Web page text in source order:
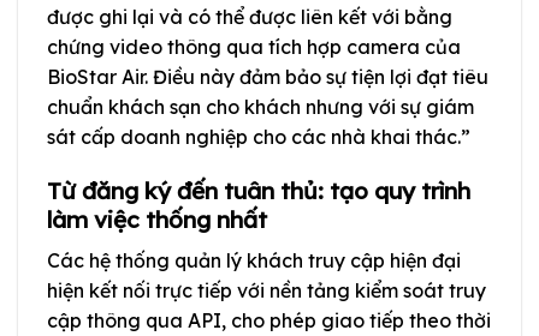
được ghi lại và có thể được liên kết với bằng
chứng video thông qua tích hợp camera của
BioStar Air. Điều này đảm bảo sự tiện lợi đạt tiêu
chuẩn khách sạn cho khách nhưng với sự giám
sát cấp doanh nghiệp cho các nhà khai thác.”
Từ đăng ký đến tuân thủ: tạo quy trình
làm việc thống nhất
Các hệ thống quản lý khách truy cập hiện đại
hiện kết nối trực tiếp với nền tảng kiểm soát truy
cập thông qua API, cho phép giao tiếp theo thời